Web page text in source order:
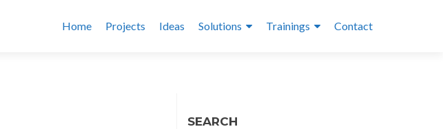
Home Projects Ideas Solutions Trainings Contact
SEARCH